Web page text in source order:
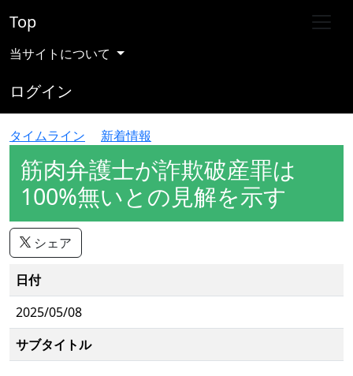
Top
当サイトについて
ログイン
タイムライン 新着情報
筋肉弁護士が詐欺破産罪は
100%無いとの見解を示す
シェア
日付
2025/05/08
サブタイトル